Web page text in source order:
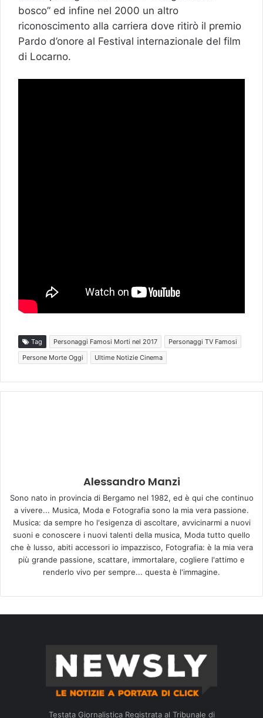
bosco” ed infine nel 2000 un altro
riconoscimento alla carriera dove ritirò il premio
Pardo d’onore al Festival internazionale del film
di Locarno.
Tag Personaggi Famosi Morti nel 2017
Personaggi TV Famosi
Persone Morte Oggi
Ultime Notizie Cinema
Alessandro Manzi
Sono nato in provincia di Bergamo nel 1982, ed è qui che continuo
a vivere... Musica, Moda e Fotografia sono la mia vera passione.
Musica: da sempre ho l'esigenza di ascoltare, avvicinarmi a nuovi
suoni e conoscere i nuovi talenti della musica, Moda tutto quello
che è lusso, abiti accessori io impazzisco, Fotografia: è la mia vera
più grande passione, scattare, immortalare, cogliere l'attimo e
renderlo vivo per sempre... questa è l'immagine.
Testata Giornalistica Registrata al Tribunale di